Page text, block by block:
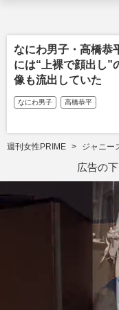
なにわ男子・高橋恭
には“上裸で顔出し”
像も流出していた
なにわ男子 高橋恭平
週刊女性PRIME ジャニー
広告の